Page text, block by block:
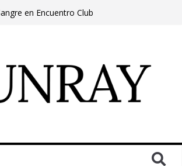
en Encuentro Club
live at Groove, Buenos Aires, celebrating
“Demanufacture”